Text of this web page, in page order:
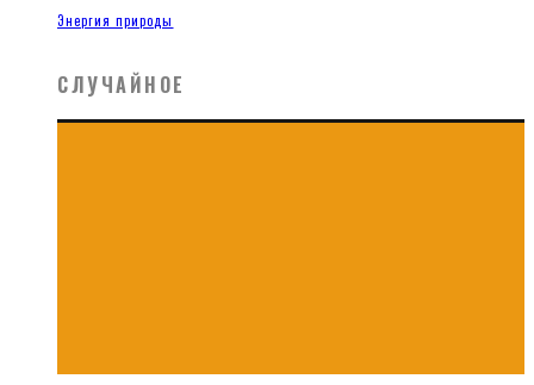
Энергия природы
СЛУЧАЙНОЕ